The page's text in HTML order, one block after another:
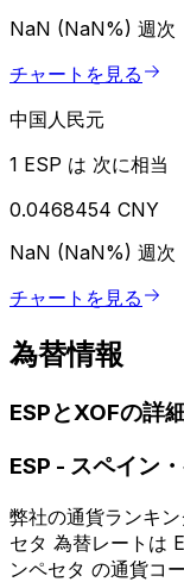
NaN (NaN%) 週次
チャートを見る
中国人民元
1 ESP は 次に相当
0.0468454 CNY
NaN (NaN%) 週次
チャートを見る
為替情報
ESPとXOFの詳
ESP - スペイン
弊社の通貨ランキ
セタ 為替レートは
ンペセタ の通貨コ